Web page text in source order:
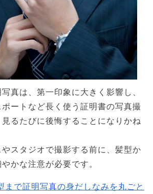
真は、第一印象に大きく影響し、
ートなど長く使う証明書の写真撮
るたびに後悔することになりかね
スタジオで撮影する前に、髪型か
かな注意が必要です。
まで証明写真の身だしなみを丸ごと